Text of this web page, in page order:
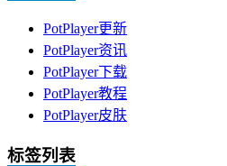
PotPlayer更新
PotPlayer资讯
PotPlayer下载
PotPlayer教程
PotPlayer皮肤
标签列表